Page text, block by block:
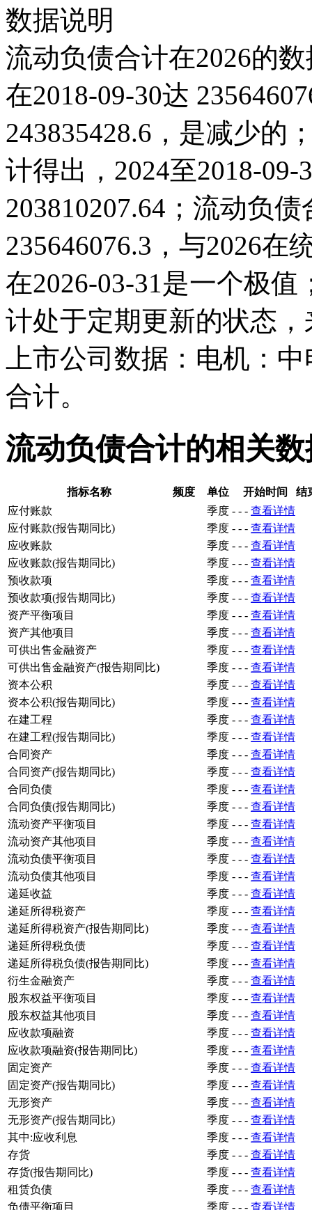
数据说明
流动负债合计在2026的
在2018-09-30达
243835428.6，是减少的
计得出，2024至2018-
203810207.64；流动负
235646076.3，与2026在
在2026-03-31是一个极
计处于定期更新的状态
上市公司数据：电机：
合计。
流动负债合计的相关
指标名称 频度 单位 开始时间
结
应付账款
季度 - - - 查看详情
应付账款(报告期同比)
季度 - - - 查看详情
应收账款
季度 - - - 查看详情
应收账款(报告期同比)
季度 - - - 查看详情
预收款项
季度 - - - 查看详情
预收款项(报告期同比)
季度 - - - 查看详情
资产平衡项目
季度 - - - 查看详情
资产其他项目
季度 - - - 查看详情
可供出售金融资产
季度 - - - 查看详情
可供出售金融资产(报告期同比)
季度 - - - 查看详情
资本公积
季度 - - - 查看详情
资本公积(报告期同比)
季度 - - - 查看详情
在建工程
季度 - - - 查看详情
在建工程(报告期同比)
季度 - - - 查看详情
合同资产
季度 - - - 查看详情
合同资产(报告期同比)
季度 - - - 查看详情
合同负债
季度 - - - 查看详情
合同负债(报告期同比)
季度 - - - 查看详情
流动资产平衡项目
季度 - - - 查看详情
流动资产其他项目
季度 - - - 查看详情
流动负债平衡项目
季度 - - - 查看详情
流动负债其他项目
季度 - - - 查看详情
递延收益
季度 - - - 查看详情
递延所得税资产
季度 - - - 查看详情
递延所得税资产(报告期同比)
季度 - - - 查看详情
递延所得税负债
季度 - - - 查看详情
递延所得税负债(报告期同比)
季度 - - - 查看详情
衍生金融资产
季度 - - - 查看详情
股东权益平衡项目
季度 - - - 查看详情
股东权益其他项目
季度 - - - 查看详情
应收款项融资
季度 - - - 查看详情
应收款项融资(报告期同比)
季度 - - - 查看详情
固定资产
季度 - - - 查看详情
固定资产(报告期同比)
季度 - - - 查看详情
无形资产
季度 - - - 查看详情
无形资产(报告期同比)
季度 - - - 查看详情
其中:应收利息
季度 - - - 查看详情
存货
季度 - - - 查看详情
存货(报告期同比)
季度 - - - 查看详情
租赁负债
季度 - - - 查看详情
负债平衡项目
季度 - - - 查看详情